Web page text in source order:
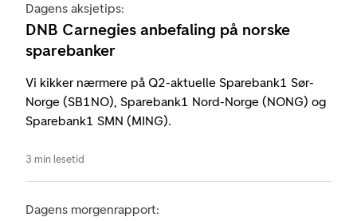
Dagens aksjetips:
DNB Carnegies anbefaling på norske
sparebanker
Vi kikker nærmere på Q2-aktuelle Sparebank1 Sør-
Norge (SB1NO), Sparebank1 Nord-Norge (NONG) og
Sparebank1 SMN (MING).
3 min lesetid
Dagens morgenrapport: